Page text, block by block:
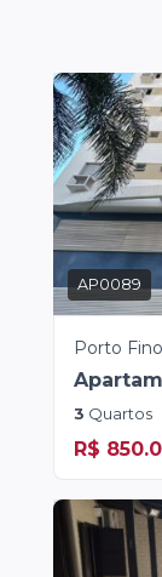
AP0089
Porto
3 Quartos
R$